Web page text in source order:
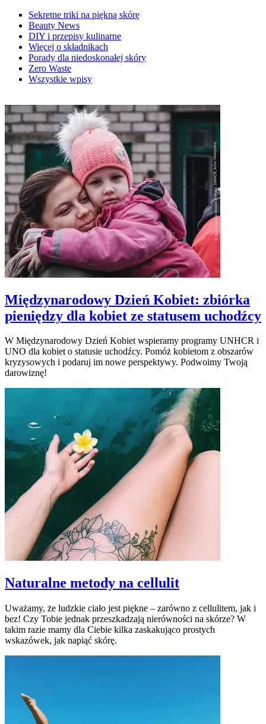
Sekretne triki na piękną skórę
Beauty News
DIY i przepisy kulinarne
Więcej o składnikach
Porady dla niedoskonałej skóry
Zero Waste
Wszystkie wpisy
Międzynarodowy Dzień Kobiet: zbiórka
pieniędzy dla kobiet ze statusem uchodźcy
W Międzynarodowy Dzień Kobiet wspieramy programy UNHCR i
UNO dla kobiet o statusie uchodźcy. Pomóż kobietom z obszarów
kryzysowych i podaruj im nowe perspektywy. Podwoimy Twoją
darowiznę!
Naturalne metody na cellulit
Uważamy, że ludzkie ciało jest piękne – zarówno z cellulitem, jak i
bez! Czy Tobie jednak przeszkadzają nierówności na skórze? W
takim razie mamy dla Ciebie kilka zaskakująco prostych
wskazówek, jak napiąć skórę.